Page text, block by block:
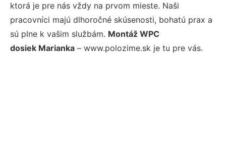
ktorá je pre nás vždy na prvom mieste. Naši
pracovníci majú dlhoročné skúsenosti, bohatú prax a
sú plne k vašim službám. Montáž WPC
dosiek Marianka – www.polozime.sk je tu pre vás.